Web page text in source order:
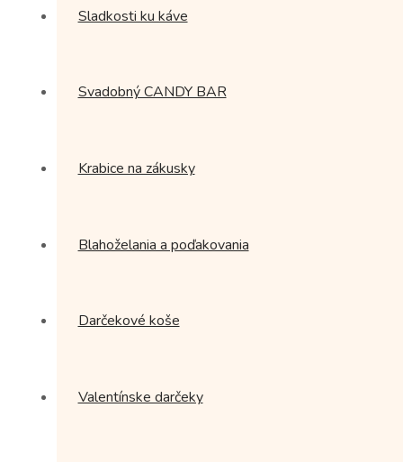
Sladkosti ku káve
Svadobný CANDY BAR
Krabice na zákusky
Blahoželania a poďakovania
Darčekové koše
Valentínske darčeky